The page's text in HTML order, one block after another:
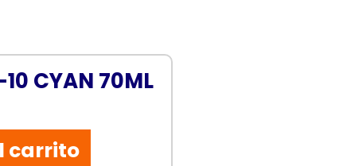
CYAN 70ML
carrito